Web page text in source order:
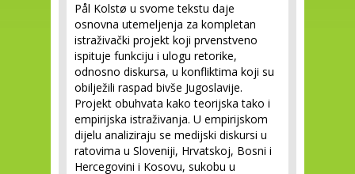
Pål Kolstø u svome tekstu daje
osnovna utemeljenja za kompletan
istraživački projekt koji prvenstveno
ispituje funkciju i ulogu retorike,
odnosno diskursa, u konfliktima koji su
obilježili raspad bivše Jugoslavije.
Projekt obuhvata kako teorijska tako i
empirijska istraživanja. U empirijskom
dijelu analiziraju se medijski diskursi u
ratovima u Sloveniji, Hrvatskoj, Bosni i
Hercegovini i Kosovu, sukobu u